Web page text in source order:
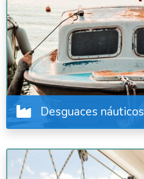
Desguaces náuticos